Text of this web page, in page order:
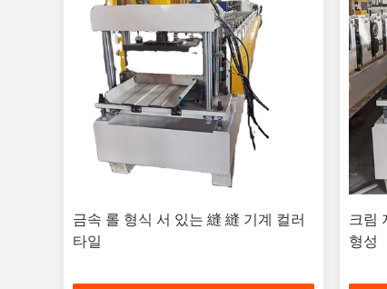
금속 롤 형식 서 있는 縫 縫 기계 컬러
타일
크림
형성